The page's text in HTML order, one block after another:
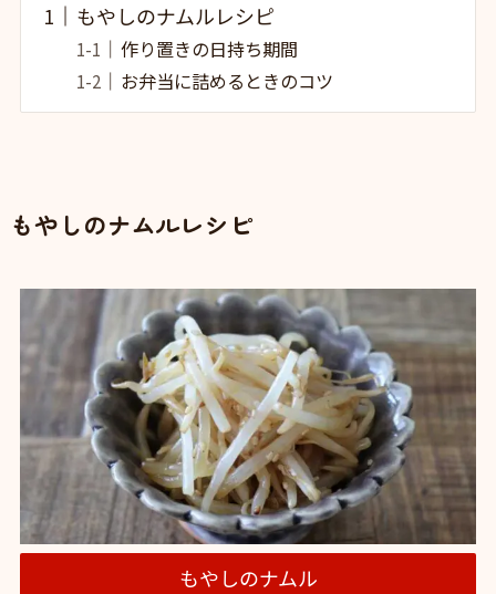
もやしのナムルレシピ
作り置きの日持ち期間
お弁当に詰めるときのコツ
もやしのナムルレシピ
もやしのナムル